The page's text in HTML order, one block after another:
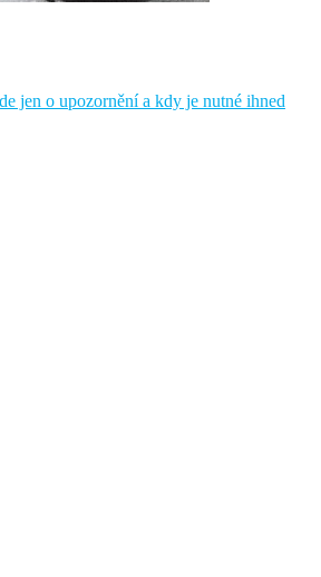
jen o upozornění a kdy je nutné ihned